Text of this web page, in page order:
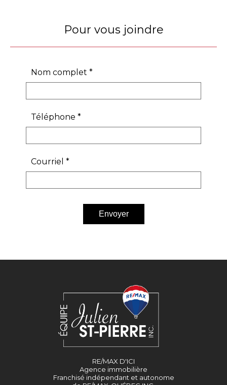
Pour vous joindre
Nom complet *
Téléphone *
Courriel *
Envoyer
RE/MAX D'ICI
Agence immobilière
Franchisé indépendant et autonome